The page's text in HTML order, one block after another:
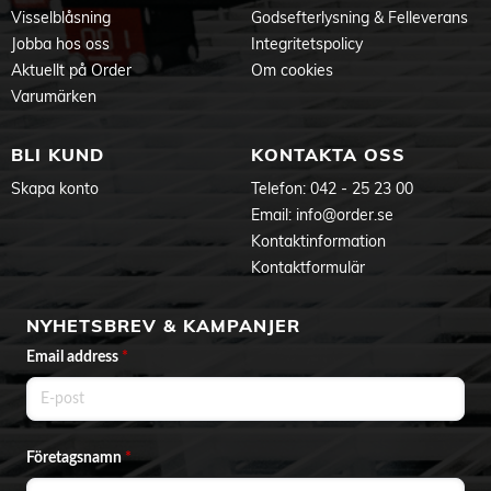
Färg och material
Material: Silikon
Mått och installation
Infästning: Självhäftande tejp
Bredd (mm): 10
Min. böjradie (mm): 60
Produktdokument
Manual
Visselblåsning
Jobba hos oss
Aktuellt på Order
Varumärken
Godsefterlysning & Felleverans
Integritetspolicy
Om cookies
BLI KUND
Skapa konto
KONTAKTA OSS
Telefon: 042 - 25 23 00
Email: info@order.se
Kontaktinformation
Kontaktformulär
NYHETSBREV & KAMPANJER
Email address *
Företagsnamn*